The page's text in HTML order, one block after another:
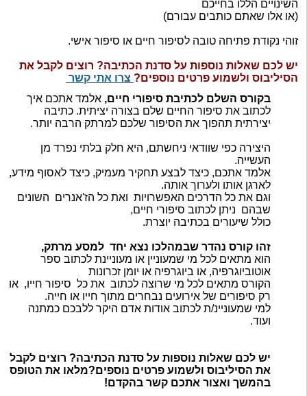
השינויים הללו בחייכם
(או אלו שאתם כותבים עבורם)
זוהי נקודת פתיחה טובה לסיפור חיים או סיפור אישי.
יש לכם שאלות נוספות על סדנת הכתיבה? רוצים לקבל את
הסיליבוס ולשמוע פרטים נוספים?צרו אתי קשר
בקורס השלם לכתיבת סיפורי חיים, אלמד אתכם איך
לכתוב את סיפור החיים שלם בצורה יציתית. כתיבה
יצירתית תהפוך את הסיפור שלכם למרתק הרבה יותר.
היצירה כפי שוודאי ניחשתם, היא חלק בלתי נפרד מן
העשייה.
אלמד אתכם, כיצד לבצע תחקיר מעמיק, כיצד לאסוף מידע,
לארגן אותו ולערוך אותה.
וגם את כל הדרכים האפשרויות ואת כל הז'אנרים השונים
שבהם ניתן לכתוב סיפורי חיים,
כולל שיעורים בכתיבה יוצרת.
זהו קורס נהדר שבמהלכו נצא יחד למסע מרתק,
הוא מתאים לכל מי שמעוניין או מעוניינת לכתוב ספר
אוטוביוגרפיה, או ביוגרפיה או יומן זכרונות
הקורס מתאים לכל מי שרוצה לכתוב את כל סיפור חייו, או
רק סיפורים של אירועים נבחרים מתוך חייו או חייה.
למי שמעוניינ/ת לכתוב אודות אדם היקר ללבכם כמתנה
ועוד.
יש לכם שאלות נוספות על סדנת הכתיבה? רוצים לקבל
את הסיליבוס ולשמוע פרטים נוספים?מלאו את הטופס
בהמשך ואצור אתכם קשר בהקדם!